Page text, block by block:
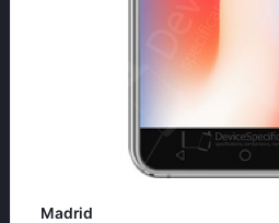
Madrid